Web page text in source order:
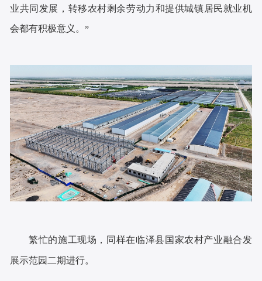
业共同发展，转移农村剩余劳动力和提供城镇居民就业机
会都有积极意义。”
繁忙的施工现场，同样在临泽县国家农村产业融合发
展示范园二期进行。